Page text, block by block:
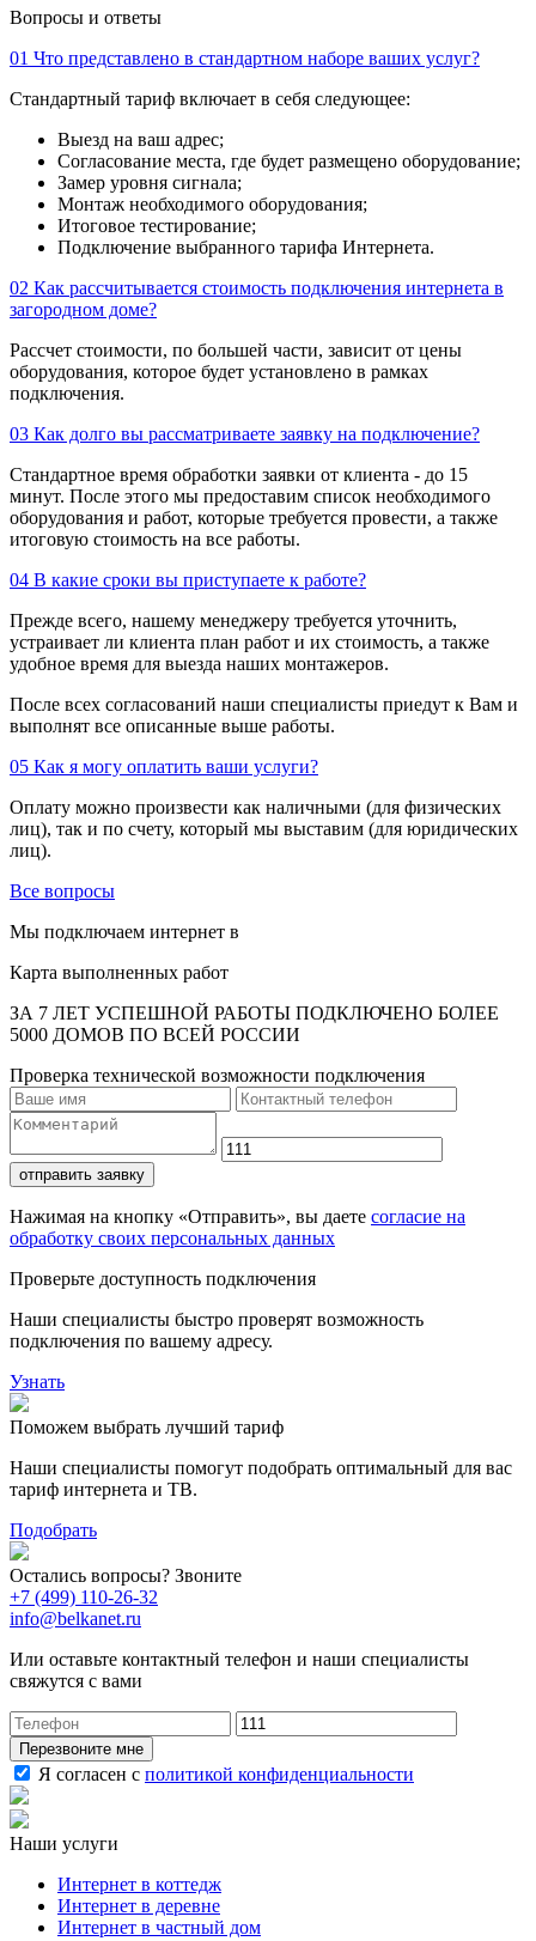
Вопросы и ответы
01 Что представлено в стандартном наборе ваших услуг?
Стандартный тариф включает в себя следующее:
Выезд на ваш адрес;
Согласование места, где будет размещено оборудование;
Замер уровня сигнала;
Монтаж необходимого оборудования;
Итоговое тестирование;
Подключение выбранного тарифа Интернета.
02 Как рассчитывается стоимость подключения интернета в
загородном доме?
Рассчет стоимости, по большей части, зависит от цены
оборудования, которое будет установлено в рамках
подключения.
03 Как долго вы рассматриваете заявку на подключение?
Стандартное время обработки заявки от клиента - до 15
минут. После этого мы предоставим список необходимого
оборудования и работ, которые требуется провести, а также
итоговую стоимость на все работы.
04 В какие сроки вы приступаете к работе?
Прежде всего, нашему менеджеру требуется уточнить,
устраивает ли клиента план работ и их стоимость, а также
удобное время для выезда наших монтажеров.
После всех согласований наши специалисты приедут к Вам и
выполнят все описанные выше работы.
05 Как я могу оплатить ваши услуги?
Оплату можно произвести как наличными (для физических
лиц), так и по счету, который мы выставим (для юридических
лиц).
Все вопросы
Мы подключаем интернет в
Карта выполненных работ
ЗА 7 ЛЕТ УСПЕШНОЙ РАБОТЫ ПОДКЛЮЧЕНО БОЛЕЕ
5000 ДОМОВ ПО ВСЕЙ РОССИИ
Проверка технической возможности подключения
отправить заявку
Нажимая на кнопку «Отправить», вы даете согласие на
обработку своих персональных данных
Проверьте доступность подключения
Наши специалисты быстро проверят возможность
подключения по вашему адресу.
Узнать
Поможем выбрать лучший тариф
Наши специалисты помогут подобрать оптимальный для вас
тариф интернета и ТВ.
Подобрать
Остались вопросы? Звоните
+7 (499) 110-26-32
info@belkanet.ru
Или оставьте контактный телефон и наши специалисты
свяжутся с вами
Перезвоните мне
Я согласен с политикой конфиденциальности
Наши услуги
Интернет в коттедж
Интернет в деревне
Интернет в частный дом